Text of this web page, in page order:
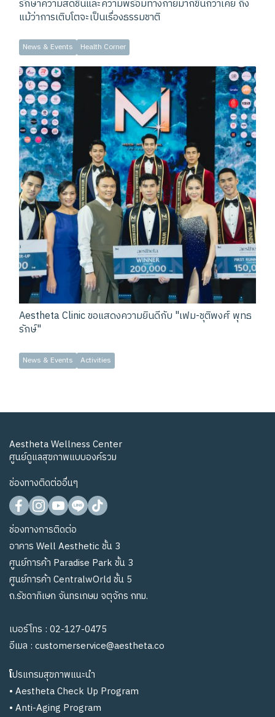
รักษาความสดชื่นและความพร้อมทางกายมากขึ้นกว่าเคย ถึง
แม้ว่าการเติบโตจะเป็นเรื่องธรรมชาติ
News & Events Health Corner
Aestheta Clinic ขอแสดงความยินดีกับ "เฟม-ชุติพงศ์ พุทธ
รักษ์"
News & Events Activities
Aestheta Wellness Center
ศูนย์ดูแลสุขภาพแบบองค์รวม
ช่องทางติดต่ออื่นๆ
ช่องทางการติดต่อ
อาคาร Well Aesthetic ชั้น 3
ศูนย์การค้า Paradise Park ชั้น 3
ศูนย์การค้า CentralwOrld ชั้น 5
ถ.รัชดาภิเษก จันทรเกษม จตุจักร กทม.
เบอร์โทร : 02-127-0475
อีเมล : customerservice@aestheta.co
โปรแกรมสุขภาพแนะนำ
• Aestheta Check Up Program
• Anti-Aging Program